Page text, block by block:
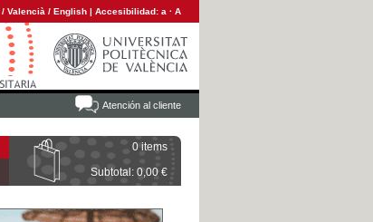
/ Valencià / English | Accesibilidad: a · A
Atención al cliente
0 items
Subtotal: 0,00 €